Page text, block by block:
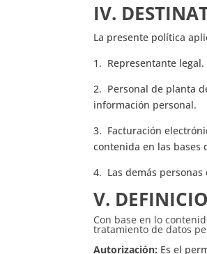
IV.
La presente política
1. Representante legal.
2. Personal de planta
información personal.
3. Facturación
contenida en las bases
4. Las demás
V.
Con base en lo
tratamiento de datos
Autorización: Es el